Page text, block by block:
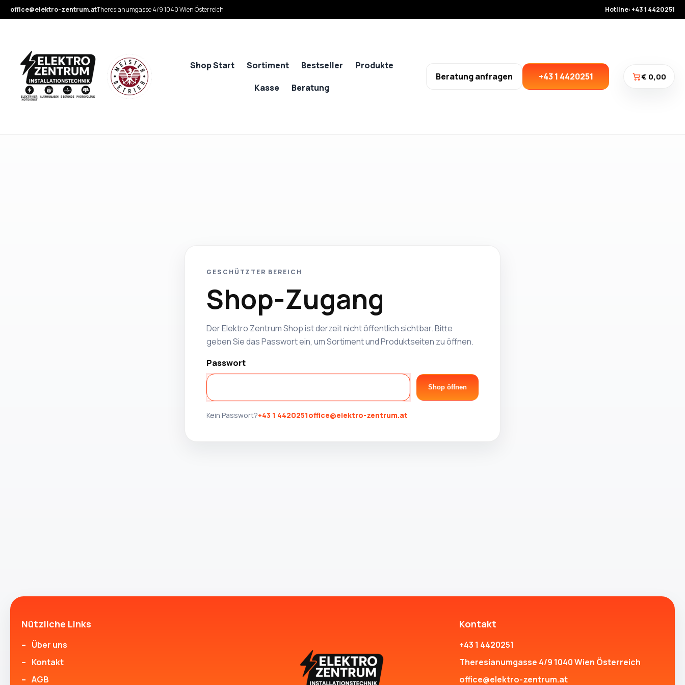
office@elektro-zentrum.atTheresianumgasse 4/9 1040 Wien Österreich Hotline: +43 1 4420251
€ 0,00
Shop Start Sortiment Bestseller
Produkte
Kasse
Beratung
Beratung anfragen +43 1 4420251
GESCHÜTZTER BEREICH
Shop-Zugang
Der Elektro Zentrum Shop ist derzeit nicht öffentlich sichtbar. Bitte
geben Sie das Passwort ein, um Sortiment und Produktseiten zu öffnen.
Passwort
Shop öffnen
Kein Passwort?+43 1 4420251office@elektro-zentrum.at
Nützliche Links
Über uns
Kontakt
AGB
Kontakt
+43 1 4420251
Theresianumgasse 4/9 1040 Wien Österreich
office@elektro-zentrum.at